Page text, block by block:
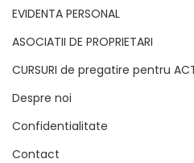
EVIDENTA PERSONAL
ASOCIATII DE PROPRIETARI
CURSURI de pregatire pentru
Despre noi
Confidentialitate
Contact